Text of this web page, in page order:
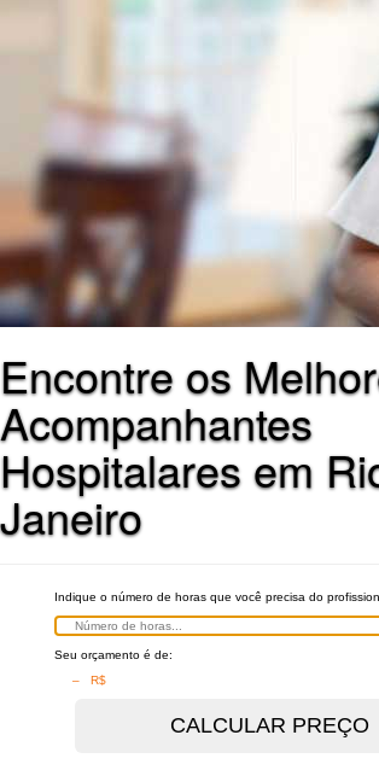
Encontre os
Acompanhantes
Hospitalares em
Janeiro
Indique o número de horas que você precisa do
Seu orçamento é de:
– R$